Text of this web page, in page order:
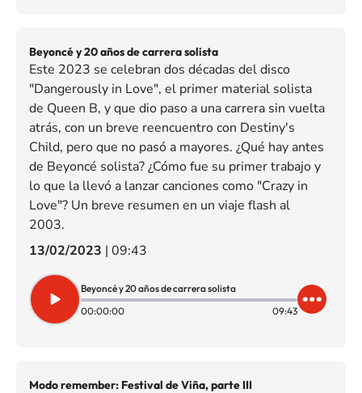
Beyoncé y 20 años de carrera solista
Este 2023 se celebran dos décadas del disco
"Dangerously in Love", el primer material solista
de Queen B, y que dio paso a una carrera sin vuelta
atrás, con un breve reencuentro con Destiny's
Child, pero que no pasó a mayores. ¿Qué hay antes
de Beyoncé solista? ¿Cómo fue su primer trabajo y
lo que la llevó a lanzar canciones como "Crazy in
Love"? Un breve resumen en un viaje flash al
2003.
13/02/2023 | 09:43
Beyoncé y 20 años de carrera solista
00:00:00
09:43
Modo remember: Festival de Viña, parte III